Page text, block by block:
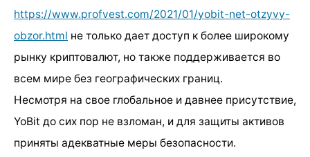
https://www.profvest.com/2021/01/yobit-net-otzyvy-
obzor.html не только дает доступ к более широкому
рынку криптовалют, но также поддерживается во
всем мире без географических границ.
Несмотря на свое глобальное и давнее присутствие,
YoBit до сих пор не взломан, и для защиты активов
приняты адекватные меры безопасности.